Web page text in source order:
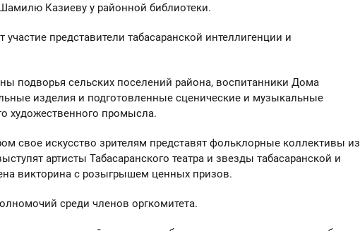
Казиеву у районной библиотеки.
представители табасаранской интеллигенции и
подворья сельских поселений района, воспитанники Дома
изделия и подготовленные сценические и музыкальные
художественного промысла.
свое искусство зрителям представят фольклорные коллективы из
артисты Табасаранского театра и звезды табасаранской и
викторина с розыгрышем ценных призов.
среди членов оргкомитета.